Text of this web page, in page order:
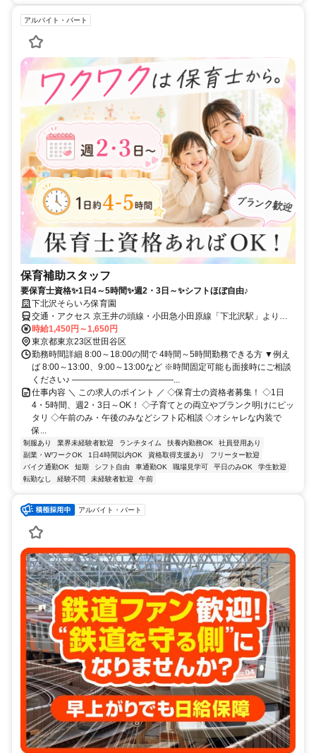
アルバイト・パート
保育補助スタッフ
要保育士資格✨1日4～5時間✨週2・3日～✨シフトほぼ自由♪
下北沢そらいろ保育園
交通・アクセス 京王井の頭線・小田急小田原線「下北沢駅」より徒
歩5分
時給1,450円～1,650円
東京都東京23区世田谷区
勤務時間詳細 8:00～18:00の間で 4時間～5時間勤務できる方 ▼例え
ば 8:00～13:00、9:00～13:00など ※時間固定可能も面接時にご相談
ください♪ ――――――――――――...
仕事内容 ＼ この求人のポイント ／ ◇保育士の資格者募集！ ◇1日
4・5時間、週2・3日～OK！ ◇子育てとの両立やブランク明けにピッ
タリ ◇午前のみ・午後のみなどシフト応相談 ◇オシャレな内装で
保...
制服あり 業界未経験者歓迎 ランチタイム 扶養内勤務OK
社員登用あり
副業・WワークOK
1日4時間以内OK 資格取得支援あり
フリーター歓迎
バイク通勤OK
短期 シフト自由 車通勤OK 職場見学可 平日のみOK
学生歓迎
転勤なし
経験不問 未経験者歓迎 午前
アルバイト・パート